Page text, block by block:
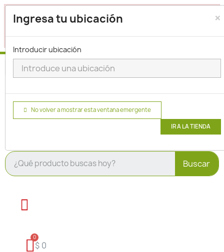
Seleccione su ubicación para que podamos verificar si
actualmente prestamos servicio en su área.
aquípara seleccionar una ubicación.
×
Ingresa tu ubicación
Introducir ubicación
No volver a mostrar esta ventana emergente
IR A LA TIENDA
Buscar
$ 0